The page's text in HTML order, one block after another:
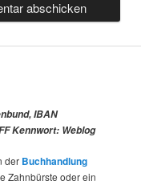
IBAN
Kennwort: Weblog
der Buchhandlung
Zahnbürste oder ein